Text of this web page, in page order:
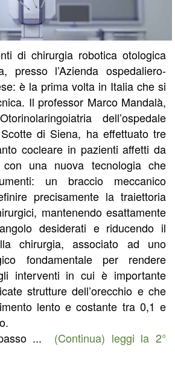
di chirurgia robotica otologica
presso l’Azienda ospedaliero-
è la prima volta in Italia che si
Il professor Marco Mandalà,
dell’ospedale
di Siena, ha effettuato tre
cocleare in pazienti affetti da
una nuova tecnologia che
un braccio meccanico
precisamente la traiettoria
mantenendo esattamente
desiderati e riducendo il
chirurgia, associato ad uno
fondamentale per rendere
interventi in cui è importante
strutture dell’orecchio e che
lento e costante tra 0,1 e
... (Continua) leggi la 2°